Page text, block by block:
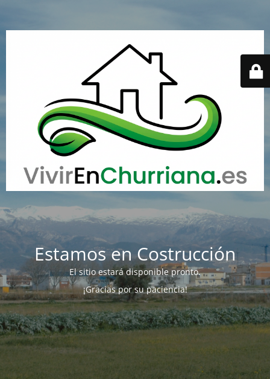
Estamos en Costrucción
El sitio estará disponible pronto.
¡Gracias por su paciencia!